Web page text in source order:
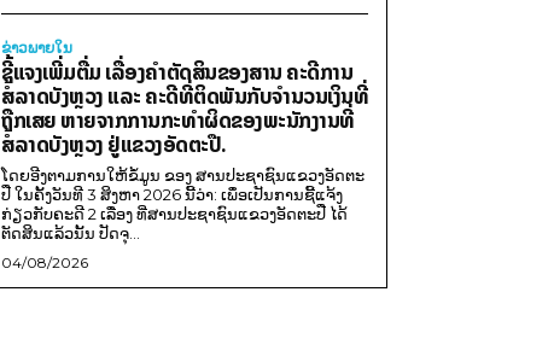
ຂ່າວພາຍ​ໃນ
ຊີ້ແຈງເພີ່ມຕື່ມ ເລື່ອງຄໍາຕັດສິນຂອງສານ ຄະດີການ
ສໍ້ລາດບັງຫຼວງ ແລະ ຄະດີທີ່ຕິດພັນກັບຈຳນວນເງິນທີ່
ຖືກເສຍ ຫາຍຈາກການກະທຳຜິດຂອງພະນັກງານທີ່
ສໍ້ລາດບັງຫຼວງ ຢູ່ແຂວງອັດຕະປື.
ໂດຍອີງຕາມການໃຫ້ຂໍ້ມູນ​ ຂອງ ສານປະຊາຊົນແຂວງອັດຕະ
ປື ໃນຄັ້ງວັນທີ 3 ສິງຫາ 2026 ນີ້ວ່າ: ເພຶ່ອເປັນການຊີ້ແຈ້ງ
ກ່ຽວກັບຄະດີ 2 ເລື່ອງ ທີ່ສານປະຊາຊົນແຂວງອັດຕະປື ໄດ້
ຕັດສິນແລ້ວນັ້ນ ປັດຈຸ...
04/08/2026